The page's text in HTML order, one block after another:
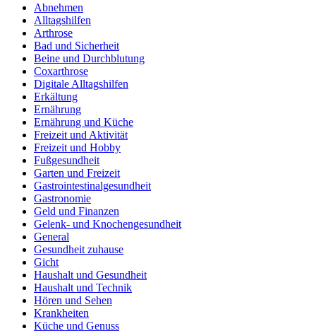
Abnehmen
Alltagshilfen
Arthrose
Bad und Sicherheit
Beine und Durchblutung
Coxarthrose
Digitale Alltagshilfen
Erkältung
Ernährung
Ernährung und Küche
Freizeit und Aktivität
Freizeit und Hobby
Fußgesundheit
Garten und Freizeit
Gastrointestinalgesundheit
Gastronomie
Geld und Finanzen
Gelenk- und Knochengesundheit
General
Gesundheit zuhause
Gicht
Haushalt und Gesundheit
Haushalt und Technik
Hören und Sehen
Krankheiten
Küche und Genuss